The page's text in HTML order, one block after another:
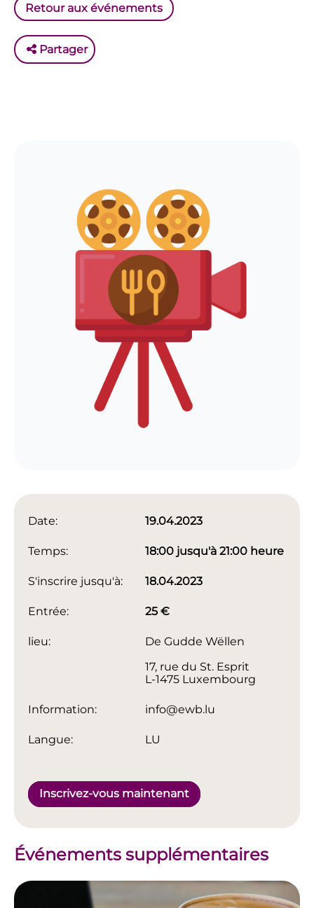
Retour aux événements
Partager
Date: 19.04.2023
Temps: 18:00 jusqu'à 21:00 heure
S'inscrire jusqu'à: 18.04.2023
Entrée: 25 €
lieu:
De Gudde Wëllen
17, rue du St. Esprit
L-1475 Luxembourg
Information: info@ewb.lu
Langue: LU
Inscrivez-vous maintenant
Événements supplémentaires